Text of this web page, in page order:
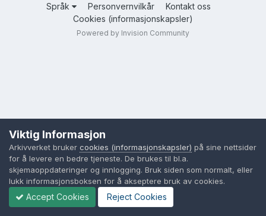
Språk Personvernvilkår
Kontakt oss
Cookies (informasjonskapsler)
Powered by Invision Community
Viktig Informasjon
Arkivverket bruker cookies (informasjonskapsler) på sine nettsider
for å levere en bedre tjeneste. De brukes til bl.a.
skjemaoppdateringer og innlogging. Bruk siden som normalt, eller
lukk informasjonsboksen for å akseptere bruk av cookies.
Accept Cookies Reject Cookies